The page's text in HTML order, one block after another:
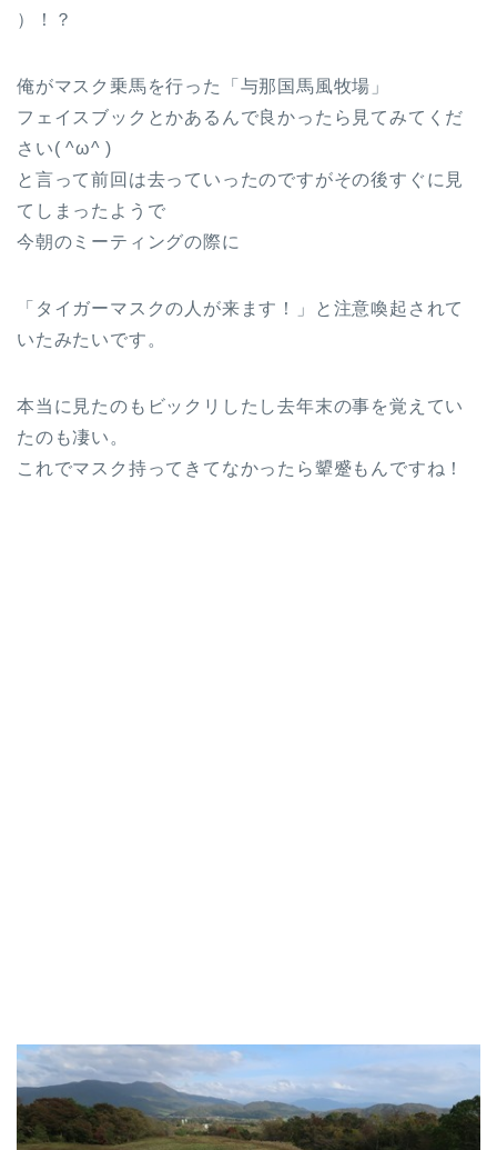
）！？
俺がマスク乗馬を行った「与那国馬風牧場」
フェイスブックとかあるんで良かったら見てみてくだ
さい( ^ω^ )
と言って前回は去っていったのですがその後すぐに見
てしまったようで
今朝のミーティングの際に
「タイガーマスクの人が来ます！」と注意喚起されて
いたみたいです。
本当に見たのもビックリしたし去年末の事を覚えてい
たのも凄い。
これでマスク持ってきてなかったら顰蹙もんですね！